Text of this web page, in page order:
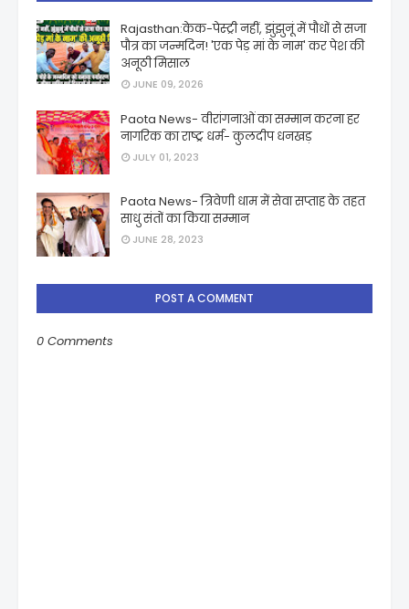
Rajasthan:केक-पेस्ट्री नहीं, झुंझुनूं में पौधों से सजा
पौत्र का जन्मदिन! 'एक पेड़ मां के नाम' कर पेश की
अनूठी मिसाल
JUNE 09, 2026
Paota News- वीरांगनाओं का सम्मान करना हर
नागरिक का राष्ट्र धर्म- कुलदीप धनखड़
JULY 01, 2023
Paota News- त्रिवेणी धाम में सेवा सप्ताह के तहत
साधु संतों का किया सम्मान
JUNE 28, 2023
POST A COMMENT
0 Comments